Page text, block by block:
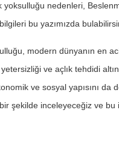
yoksulluğu nedenleri,
bu yazımızda
modern dünyanın en
ve açlık tehdidi
ve sosyal yapısını
şekilde inceleyeceğiz ve